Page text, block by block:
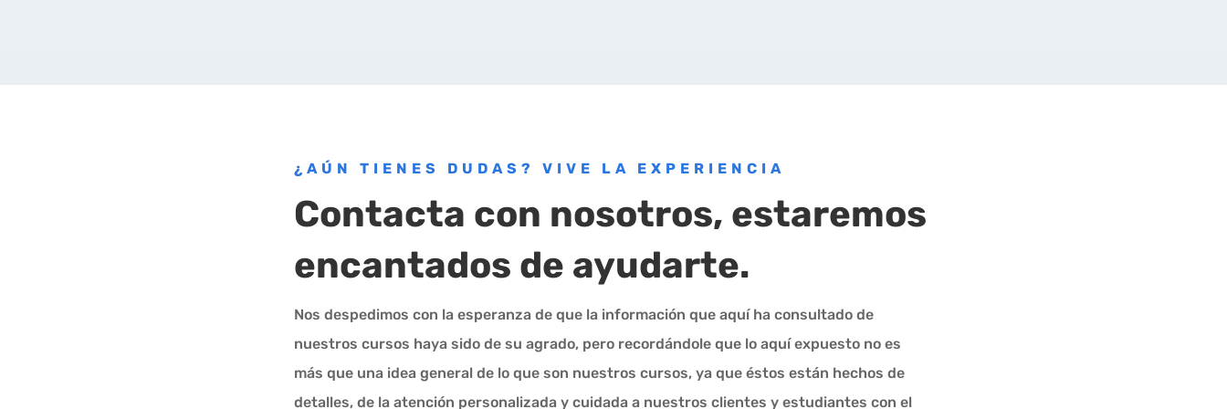
¿AÚN TIENES DUDAS? VIVE LA EXPERIENCIA
Contacta con nosotros, estaremos
encantados de ayudarte.
Nos despedimos con la esperanza de que la información que aquí ha consultado de
nuestros cursos haya sido de su agrado, pero recordándole que lo aquí expuesto no es
más que una idea general de lo que son nuestros cursos, ya que éstos están hechos de
detalles, de la atención personalizada y cuidada a nuestros clientes y estudiantes con el